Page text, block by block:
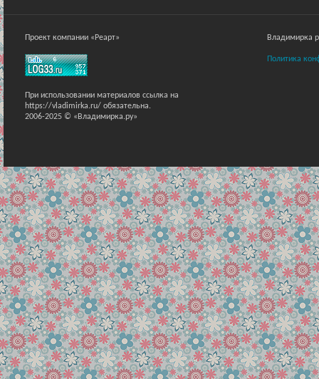
Проект компании «Реарт»
При использовании материалов ссылка на
https://vladimirka.ru/ обязательна.
2006-2025 © «Владимирка.ру»
Владимирка
Политика